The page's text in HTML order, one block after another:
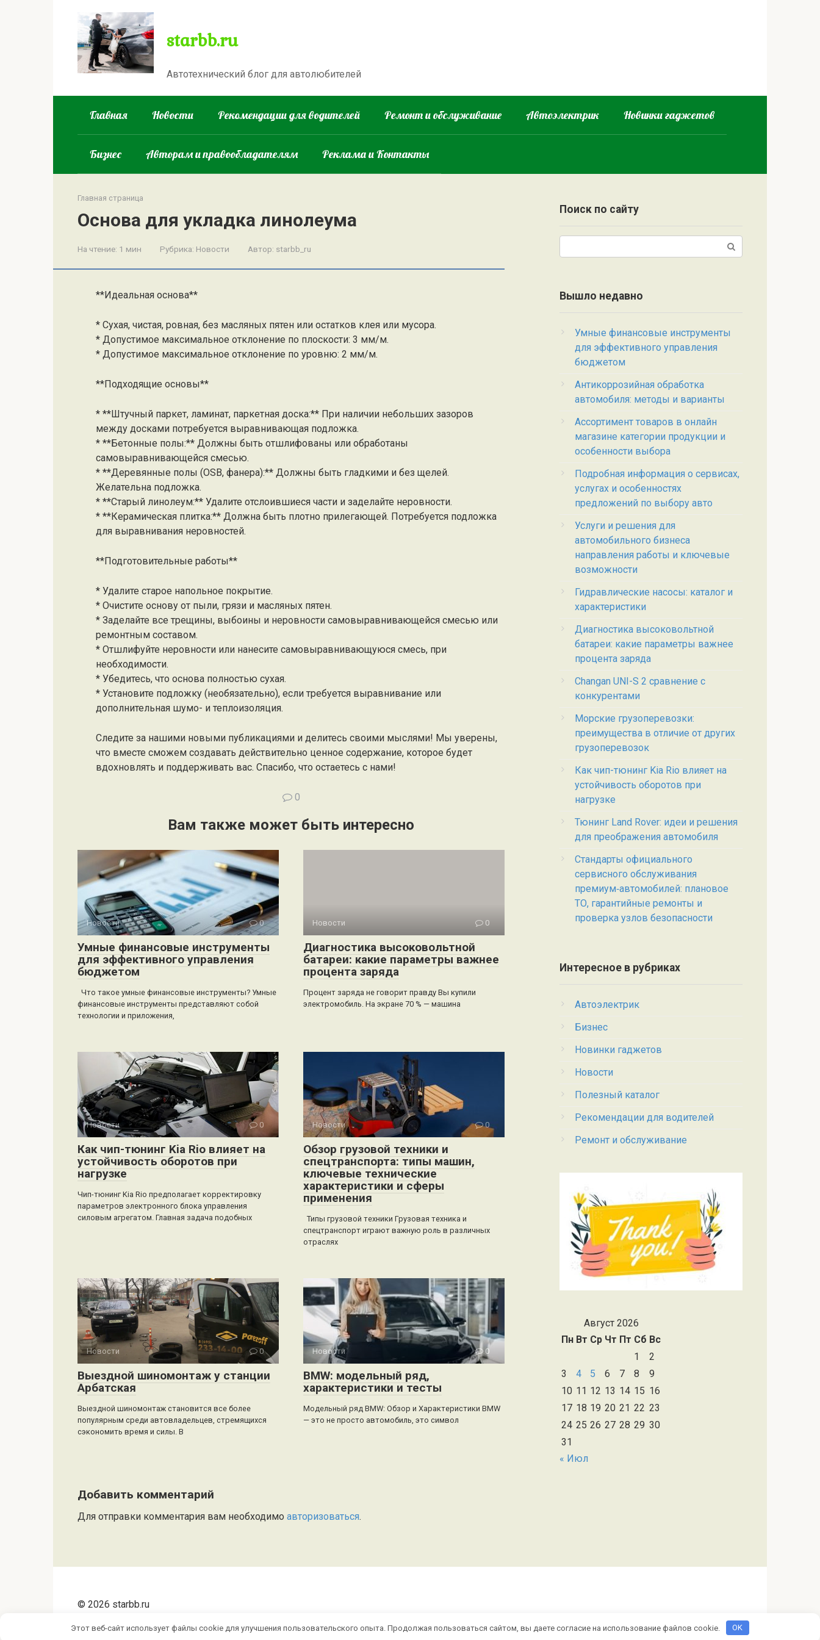
starbb.ru
Автотехнический блог для автолюбителей
Главная Новости Рекомендации для водителей Ремонт и обслуживание Автоэлектрик Новинки гаджетов
Бизнес Авторам и правообладателям Реклама и Контакты
Главная страница
Основа для укладка линолеума
На чтение: 1 мин Рубрика: Новости Автор: starbb_ru
**Идеальная основа**
* Сухая, чистая, ровная, без масляных пятен или остатков клея или мусора.
* Допустимое максимальное отклонение по плоскости: 3 мм/м.
* Допустимое максимальное отклонение по уровню: 2 мм/м.
**Подходящие основы**
* **Штучный паркет, ламинат, паркетная доска:** При наличии небольших зазоров
между досками потребуется выравнивающая подложка.
* **Бетонные полы:** Должны быть отшлифованы или обработаны
самовыравнивающейся смесью.
* **Деревянные полы (OSB, фанера):** Должны быть гладкими и без щелей.
Желательна подложка.
* **Старый линолеум:** Удалите отслоившиеся части и заделайте неровности.
* **Керамическая плитка:** Должна быть плотно прилегающей. Потребуется подложка
для выравнивания неровностей.
**Подготовительные работы**
* Удалите старое напольное покрытие.
* Очистите основу от пыли, грязи и масляных пятен.
* Заделайте все трещины, выбоины и неровности самовыравнивающейся смесью или
ремонтным составом.
* Отшлифуйте неровности или нанесите самовыравнивающуюся смесь, при
необходимости.
* Убедитесь, что основа полностью сухая.
* Установите подложку (необязательно), если требуется выравнивание или
дополнительная шумо- и теплоизоляция.
Следите за нашими новыми публикациями и делитесь своими мыслями! Мы уверены,
что вместе сможем создавать действительно ценное содержание, которое будет
вдохновлять и поддерживать вас. Спасибо, что остаетесь с нами!
0
Вам также может быть интересно
Новости 0
Умные финансовые инструменты
для эффективного управления
бюджетом
Что такое умные финансовые инструменты? Умные
финансовые инструменты представляют собой
технологии и приложения,
Новости 0
Диагностика высоковольтной
батареи: какие параметры важнее
процента заряда
Процент заряда не говорит правду Вы купили
электромобиль. На экране 70 % — машина
Новости 0
Как чип-тюнинг Kia Rio влияет на
устойчивость оборотов при
нагрузке
Чип-тюнинг Kia Rio предполагает корректировку
параметров электронного блока управления
силовым агрегатом. Главная задача подобных
Новости 0
Обзор грузовой техники и
спецтранспорта: типы машин,
ключевые технические
характеристики и сферы
применения
Типы грузовой техники Грузовая техника и
спецтранспорт играют важную роль в различных
отраслях
Новости 0
Выездной шиномонтаж у станции
Арбатская
Выездной шиномонтаж становится все более
популярным среди автовладельцев, стремящихся
сэкономить время и силы. В
Новости 0
BMW: модельный ряд,
характеристики и тесты
Модельный ряд BMW: Обзор и Характеристики BMW
— это не просто автомобиль, это символ
Добавить комментарий
Для отправки комментария вам необходимо авторизоваться.
Поиск по сайту
Вышло недавно
Умные финансовые инструменты
для эффективного управления
бюджетом
Антикоррозийная обработка
автомобиля: методы и варианты
Ассортимент товаров в онлайн
магазине категории продукции и
особенности выбора
Подробная информация о сервисах,
услугах и особенностях
предложений по выбору авто
Услуги и решения для
автомобильного бизнеса
направления работы и ключевые
возможности
Гидравлические насосы: каталог и
характеристики
Диагностика высоковольтной
батареи: какие параметры важнее
процента заряда
Changan UNI-S 2 сравнение с
конкурентами
Морские грузоперевозки:
преимущества в отличие от других
грузоперевозок
Как чип-тюнинг Kia Rio влияет на
устойчивость оборотов при
нагрузке
Тюнинг Land Rover: идеи и решения
для преображения автомобиля
Стандарты официального
сервисного обслуживания
премиум‑автомобилей: плановое
ТО, гарантийные ремонты и
проверка узлов безопасности
Интересное в рубриках
Автоэлектрик
Бизнес
Новинки гаджетов
Новости
Полезный каталог
Рекомендации для водителей
Ремонт и обслуживание
Август 2026
Пн Вт Ср Чт Пт Сб Вс
1
2
3
4 5 6 7 8
9
10 11 12 13 14 15 16
17 18 19 20 21 22 23
24 25 26 27 28 29 30
31
« Июл
© 2026 starbb.ru
Этот веб-сайт использует файлы cookie для улучшения пользовательского опыта. Продолжая пользоваться сайтом, вы даете согласие на использование файлов cookie. OK